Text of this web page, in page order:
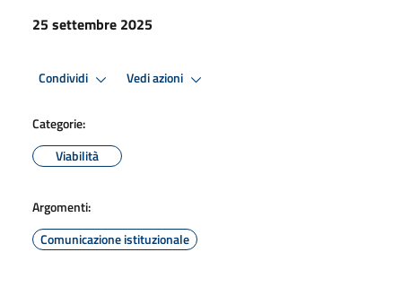
25 settembre 2025
Condividi Vedi azioni
Categorie:
Viabilità
Argomenti:
Comunicazione istituzionale